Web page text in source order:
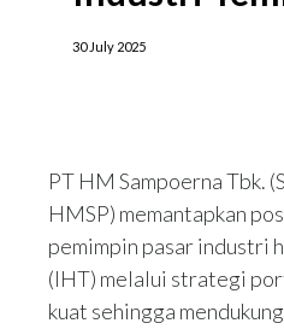
30 July 2025
PT HM Sampoerna Tbk.
HMSP) memantapkan
pemimpin pasar industri
(IHT) melalui strategi
kuat sehingga